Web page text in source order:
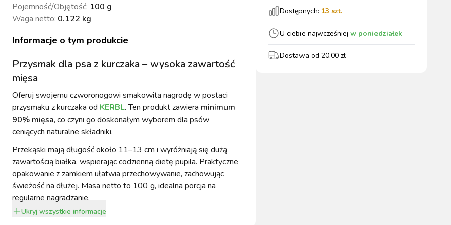
I
DO
DLA
KONIA
PAKUJEMY SIĘ NA
MUCHY W STAJNI.
STOP
NOWOŚCI KERBL
2022
ROŚLIN
DO
URZĄDZENIA
WETERYNARIA
PSY KOTY
wszystkie
Pojemność/Objętość: 100 g
Waga netto: 0.122 kg
Informacje o tym produkcie
Przysmak dla psa z kurczaka – wysoka zawartość
mięsa
Oferuj swojemu czworonogowi smakowitą nagrodę w postaci
przysmaku z kurczaka od KERBL. Ten produkt zawiera minimum
90% mięsa, co czyni go doskonałym wyborem dla psów
ceniących naturalne składniki.
Przekąski mają długość około 11–13 cm i wyróżniają się dużą
zawartością białka, wspierając codzienną dietę pupila. Praktyczne
opakowanie z zamkiem ułatwia przechowywanie, zachowując
świeżość na dłużej. Masa netto to 100 g, idealna porcja na
regularne nagradzanie.
Ukryj wszystkie informacje
Dostępnych: 13 szt.
U ciebie najwcześniej w poniedziałek
Dostawa od 20.00 zł